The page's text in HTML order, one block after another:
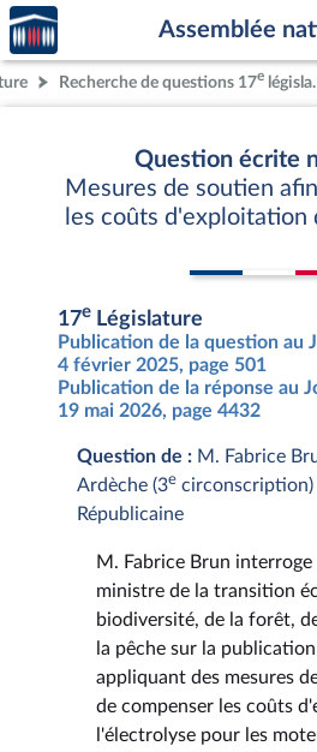
Aller au contenu
Aller en bas de la page
Accèder
à la
page
d'accueil
Assemblée
Recherche de questions 17e législature
Question écrite
Mesures de soutien
les coûts d'exploitation
17e Législature
Publication de la question au
4 février 2025, page 501
Publication de la réponse au
19 mai 2026, page 4432
Question de : M. Fabrice
Ardèche (3e
Républicaine
M. Fabrice Brun interroge
ministre de la transition
biodiversité, de la forêt,
la pêche sur la
appliquant des mesures
de compenser les coûts
l'électrolyse pour les